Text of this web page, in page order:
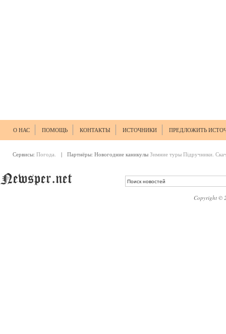
О НАС ПОМОЩЬ КОНТАКТЫ ИСТОЧНИКИ ПРЕДЛОЖИТЬ
Сервисы: Погода. | Партнёры: Новогодние каникулы Зимние туры Підручники.
Copyright ©